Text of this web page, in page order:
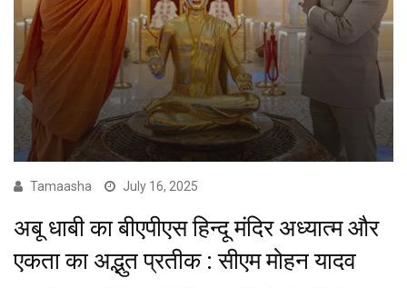
Tamaasha July 16, 2025
अबू धाबी का बीएपीएस हिन्दू मंदिर अध्यात्म और
एकता का अद्भुत प्रतीक : सीएम मोहन यादव